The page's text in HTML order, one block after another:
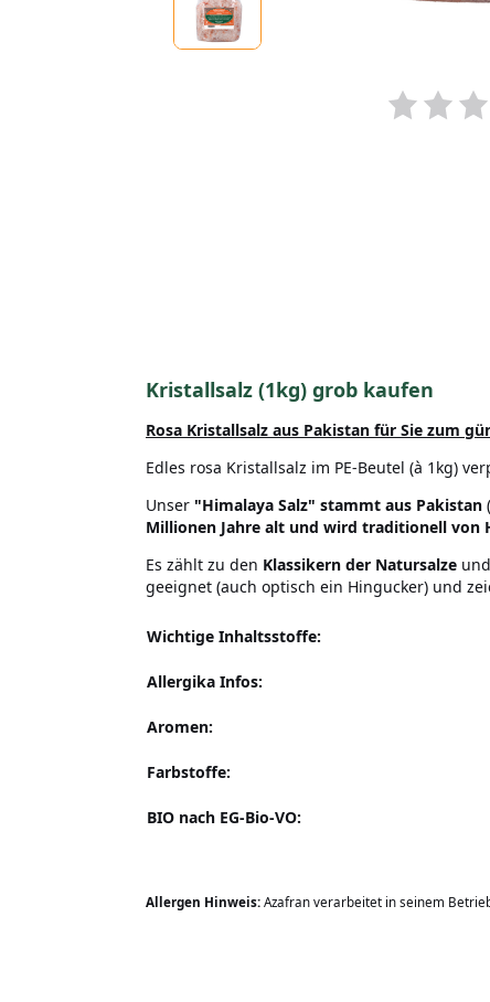
Kristallsalz (1kg) grob kaufen
Rosa Kristallsalz aus Pakistan für Sie zum
Edles rosa Kristallsalz im PE-Beutel (à 1kg)
Unser "Himalaya Salz" stammt aus Pakistan
Millionen Jahre alt und wird traditionell von
Es zählt zu den Klassikern der Natursalze
geeignet (auch optisch ein Hingucker) und
Wichtige Inhaltsstoffe:
Allergika Infos:
Aromen:
Farbstoffe:
BIO nach EG-Bio-VO:
Allergen Hinweis: Azafran verarbeitet in seinem Betrieb